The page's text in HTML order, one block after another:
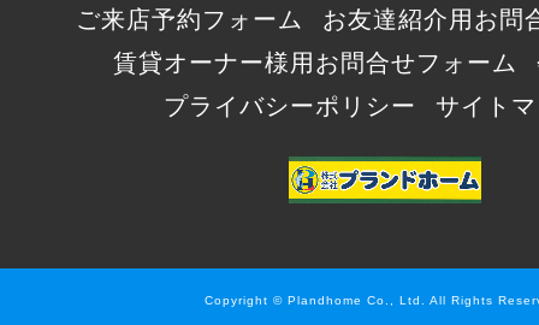
ご来店予約フォーム
お友達紹介用お問
賃貸オーナー様用お問合せフォーム
プライバシーポリシー
サイト
Copyright © Plandhome Co., Ltd. All Rights